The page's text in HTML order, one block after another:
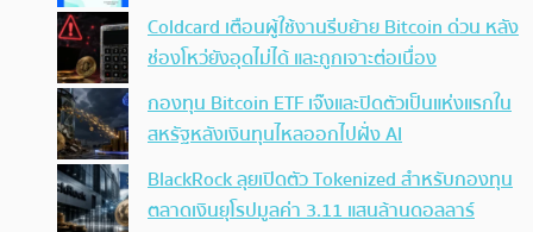
Coldcard เตือนผู้ใช้งานรีบย้าย Bitcoin ด่วน หลัง
ช่องโหว่ยังอุดไม่ได้ และถูกเจาะต่อเนื่อง
กองทุน Bitcoin ETF เจ๊งและปิดตัวเป็นแห่งแรกใน
สหรัฐหลังเงินทุนไหลออกไปฝั่ง AI
BlackRock ลุยเปิดตัว Tokenized สำหรับกองทุน
ตลาดเงินยุโรปมูลค่า 3.11 แสนล้านดอลลาร์